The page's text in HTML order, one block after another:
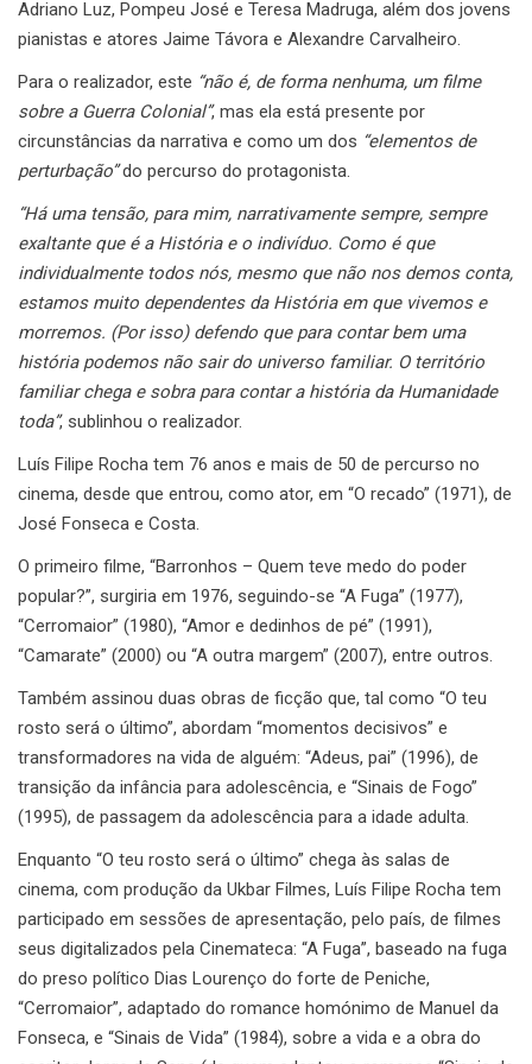
Adriano Luz, Pompeu José e Teresa Madruga, além dos jovens
pianistas e atores Jaime Távora e Alexandre Carvalheiro.
Para o realizador, este “não é, de forma nenhuma, um filme
sobre a Guerra Colonial”, mas ela está presente por
circunstâncias da narrativa e como um dos “elementos de
perturbação”do percurso do protagonista.
“Há uma tensão, para mim, narrativamente sempre, sempre
exaltante que é a História e o indivíduo. Como é que
individualmente todos nós, mesmo que não nos demos conta,
estamos muito dependentes da História em que vivemos e
morremos. (Por isso) defendo que para contar bem uma
história podemos não sair do universo familiar. O território
familiar chega e sobra para contar a história da Humanidade
toda”, sublinhou o realizador.
Luís Filipe Rocha tem 76 anos e mais de 50 de percurso no
cinema, desde que entrou, como ator, em “O recado” (1971), de
José Fonseca e Costa.
O primeiro filme, “Barronhos – Quem teve medo do poder
popular?”, surgiria em 1976, seguindo-se “A Fuga” (1977),
“Cerromaior” (1980), “Amor e dedinhos de pé” (1991),
“Camarate” (2000) ou “A outra margem” (2007), entre outros.
Também assinou duas obras de ficção que, tal como “O teu
rosto será o último”, abordam “momentos decisivos” e
transformadores na vida de alguém: “Adeus, pai” (1996), de
transição da infância para adolescência, e “Sinais de Fogo”
(1995), de passagem da adolescência para a idade adulta.
Enquanto “O teu rosto será o último” chega às salas de
cinema, com produção da Ukbar Filmes, Luís Filipe Rocha tem
participado em sessões de apresentação, pelo país, de filmes
seus digitalizados pela Cinemateca: “A Fuga”, baseado na fuga
do preso político Dias Lourenço do forte de Peniche,
“Cerromaior”, adaptado do romance homónimo de Manuel da
Fonseca, e “Sinais de Vida” (1984), sobre a vida e a obra do